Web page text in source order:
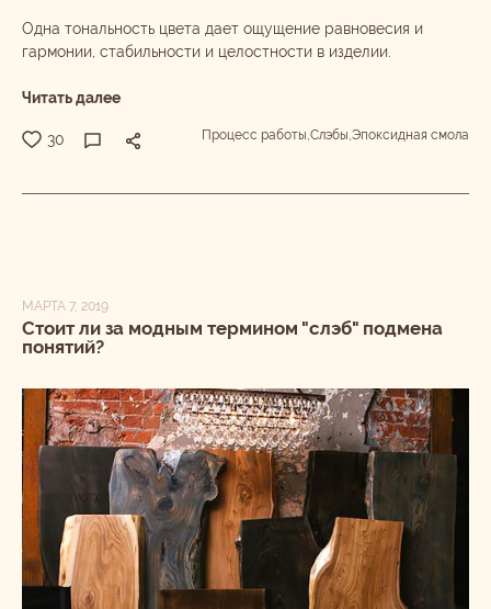
Одна тональность цвета дает ощущение равновесия и
гармонии, стабильности и целостности в изделии.
Читать далее
30 Процесс работы,Слэбы,Эпоксидная смола
Стоит ли за модным термином "слэб" подмена
понятий?
МАРТА 7, 2019